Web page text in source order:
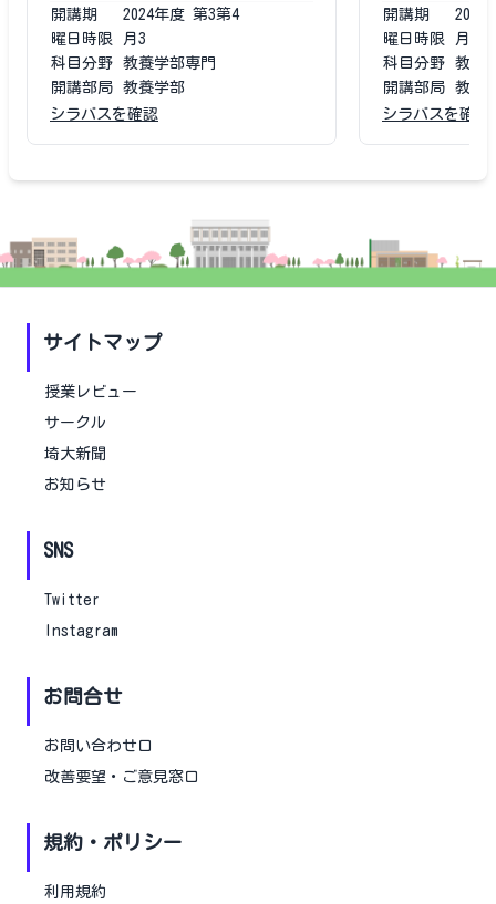
開講期 2024年度 第3第4
曜日時限
月3
科目分野
教養学部専門
開講部局
教養学部
シラバスを確認
開講期 2023
曜日時限
月3
科目分野
教養
開講部局
教養
シラバスを確認
サイトマップ
授業レビュー
サークル
埼大新聞
お知らせ
SNS
Twitter
Instagram
お問合せ
お問い合わせ口
改善要望・ご意見窓口
規約・ポリシー
利用規約